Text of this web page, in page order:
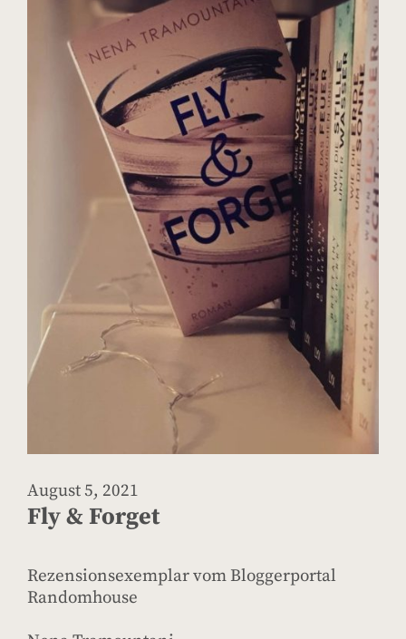
August 5, 2021
Fly & Forget
Rezensionsexemplar vom Bloggerportal
Randomhouse